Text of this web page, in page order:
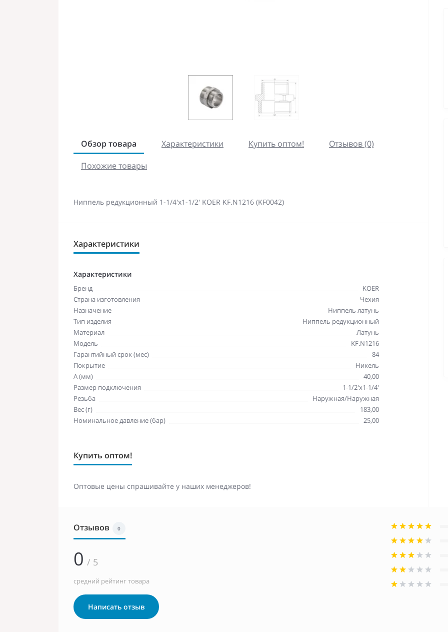
Обзор товара Характеристики Купить оптом!
Отзывов (0)
Похожие товары
Ниппель редукционный 1-1/4'x1-1/2' KOER KF.N1216 (KF0042)
Характеристики
Характеристики
Бренд
KOER
Страна изготовления
Чехия
Назначение
Ниппель латунь
Тип изделия
Ниппель редукционный
Материал
Латунь
Модель
KF.N1216
Гарантийный срок (мес)
84
Покрытие
Никель
A (мм)
40,00
Размер подключения
1-1/2'х1-1/4'
Резьба
Наружная/Наружная
Вес (г)
183,00
Номинальное давление (бар)
25,00
Купить оптом!
Оптовые цены спрашивайте у наших менеджеров!
Отзывов 0
0 / 5
средний рейтинг товара
Написать отзыв